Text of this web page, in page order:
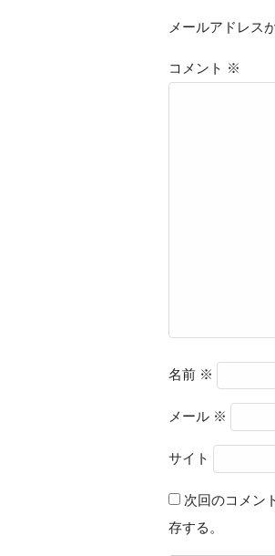
メールアドレス
コメント ※
名前 ※
メール ※
サイト
次回のコメン
存する。